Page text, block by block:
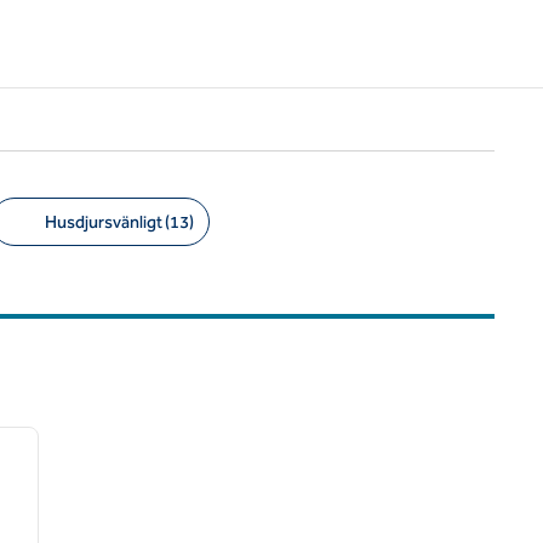
Husdjursvänligt (13)
nästa bild